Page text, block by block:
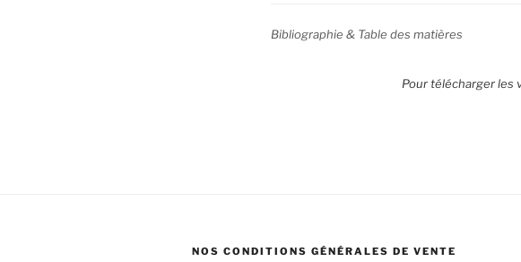
Bibliographie & Table des matières
Pour télécharger les
NOS CONDITIONS GÉNÉRALES DE VENTE